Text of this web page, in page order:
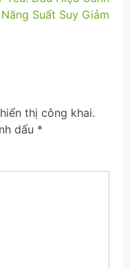
Suất Suy Giảm
thị công khai.
dấu *